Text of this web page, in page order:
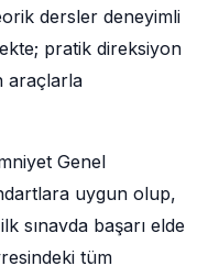
dersler deneyimli
pratik direksiyon
araçlarla
Genel
uygun olup,
sınavda başarı elde
tüm